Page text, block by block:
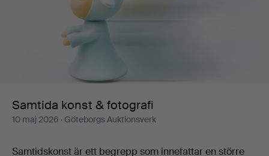
fotografi
Samtida konst & fotografi
10 maj 2026 · Göteborgs Auktionsverk
Samtidskonst är ett begrepp som innefattar en större